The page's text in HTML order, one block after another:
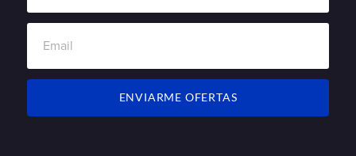
ENVIARME OFERTAS